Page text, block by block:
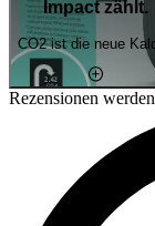
Impact zählt.
CO2 ist die neue
Rezensionen